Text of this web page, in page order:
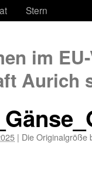
Stern
im
Aurich
| Die Originalgröße